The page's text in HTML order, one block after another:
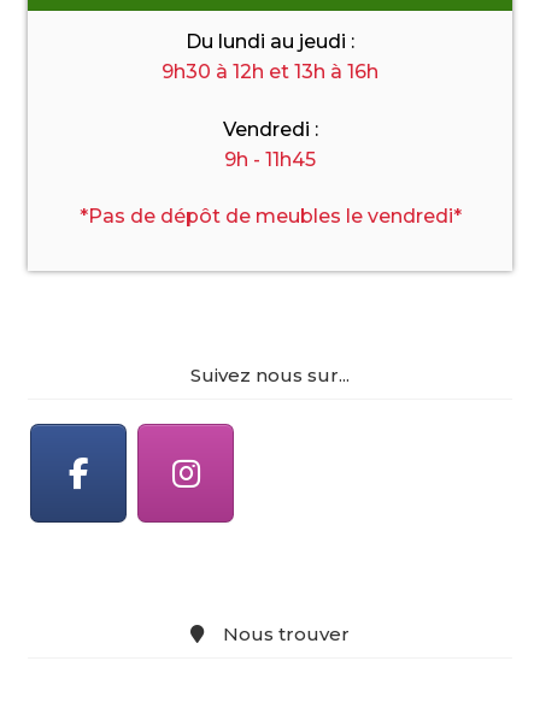
Du lundi au jeudi :
9h30 à 12h et 13h à 16h
Vendredi :
9h - 11h45
*Pas de dépôt de meubles le vendredi*
Suivez nous sur...
Nous trouver